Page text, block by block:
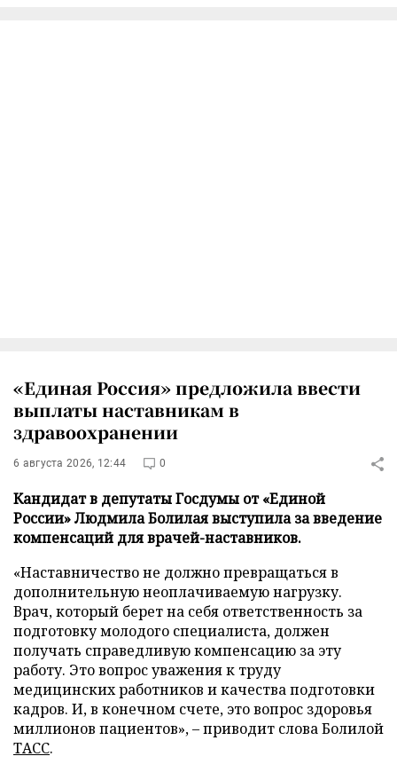
«Единая Россия» предложила ввести
выплаты наставникам в
здравоохранении
6 августа 2026, 12:44 0
Кандидат в депутаты Госдумы от «Единой
России» Людмила Болилая выступила за введение
компенсаций для врачей-наставников.
«Наставничество не должно превращаться в
дополнительную неоплачиваемую нагрузку.
Врач, который берет на себя ответственность за
подготовку молодого специалиста, должен
получать справедливую компенсацию за эту
работу. Это вопрос уважения к труду
медицинских работников и качества подготовки
кадров. И, в конечном счете, это вопрос здоровья
миллионов пациентов», – приводит слова Болилой
ТАСС.